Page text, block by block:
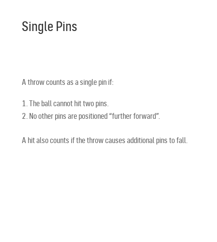
Single Pins
A throw counts as a single pin if:
The ball cannot hit two pins.
No other pins are positioned “further forward”.
A hit also counts if the throw causes additional pins to fall.